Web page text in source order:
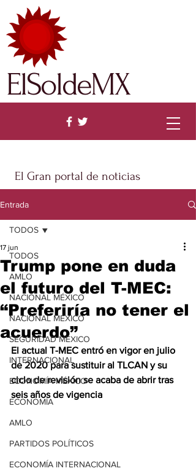
El Gran portal de noticias
ElSoldeMX
Entrada
TODOS
AMLO
NACIONAL MÉXICO
NACIONAL MÉXICO
SEGURIDAD MÉXICO
INTERNACIONAL
ECONOMÍA MÉXICO
ECONOMÍA
AMLO
PARTIDOS POLÍTICOS
ECONOMÍA INTERNACIONAL
TODOS
Trump pone en duda
el futuro del T-MEC:
“Preferiría no tener el
acuerdo”
17 jun
El actual T-MEC entró en vigor en julio
de 2020 para sustituir al TLCAN y su
ciclo de revisión se acaba de abrir tras
seis años de vigencia